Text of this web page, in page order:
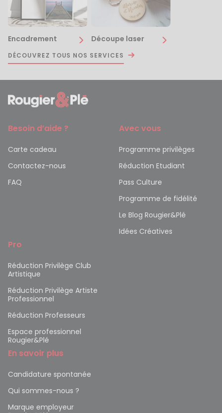
Encadrement Découpe laser
DÉCOUVREZ TOUS NOS SERVICES
Besoin d’aide ?
Carte cadeau
Contactez-nous
FAQ
Avec vous
Programme privilèges
Réduction Etudiant
Pass Culture
Programme de fidélité
Le Blog Rougier&Plé
Idées Créatives
Pro
Réduction Privilège Club
Artistique
Réduction Privilège Artiste
Professionnel
Réduction Professeurs
Espace professionnel
Rougier&Plé
En savoir plus
Candidature spontanée
Qui sommes-nous ?
Marque employeur